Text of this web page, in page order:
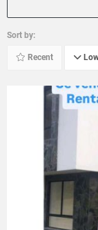
Sort by:
Recent